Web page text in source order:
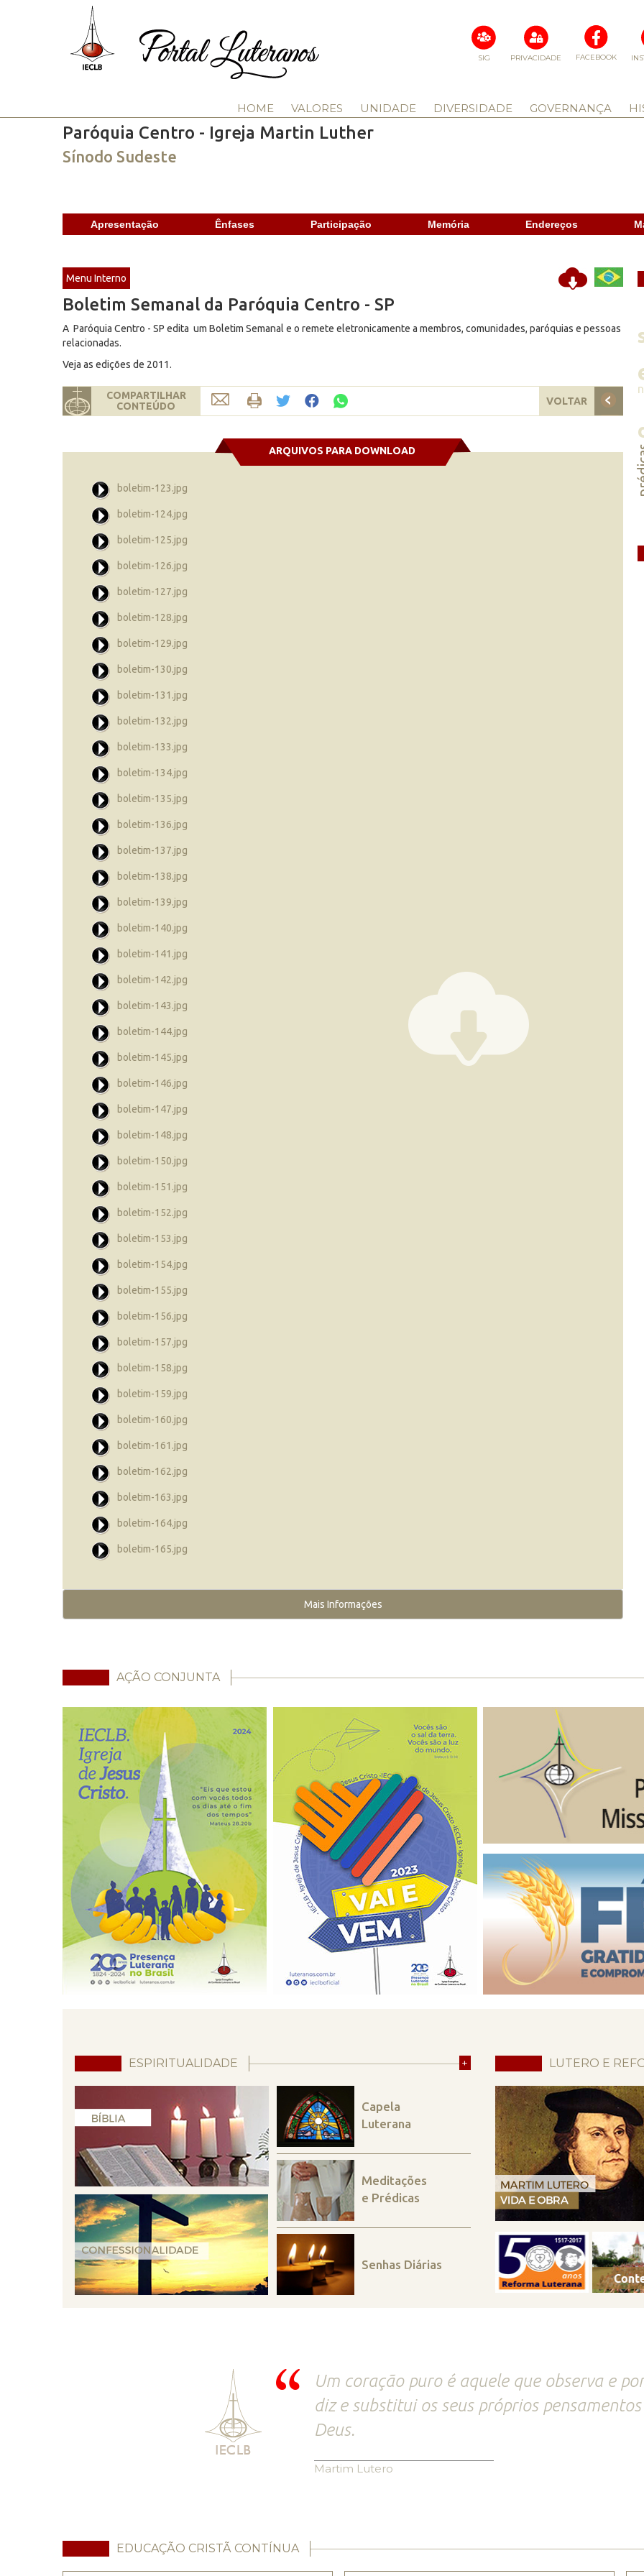
FACEBOOK
PRIVACIDADE
SIG
HOME VALORES UNIDADE DIVERSIDADE GOVERNANÇA
Paróquia Centro - Igreja Martin Luther
Sínodo Sudeste
Apresentação Ênfases Participação Memória Endereços
Menu Interno
Boletim Semanal da Paróquia Centro - SP
A Paróquia Centro - SP edita um Boletim Semanal e o remete eletronicamente a membros, comunidades, paróquias e pessoas
relacionadas.
Veja as edições de 2011.
COMPARTILHAR
CONTEÚDO
VOLTAR
ARQUIVOS PARA DOWNLOAD
boletim-123.jpg
boletim-124.jpg
boletim-125.jpg
boletim-126.jpg
boletim-127.jpg
boletim-128.jpg
boletim-129.jpg
boletim-130.jpg
boletim-131.jpg
boletim-132.jpg
boletim-133.jpg
boletim-134.jpg
boletim-135.jpg
boletim-136.jpg
boletim-137.jpg
boletim-138.jpg
boletim-139.jpg
boletim-140.jpg
boletim-141.jpg
boletim-142.jpg
boletim-143.jpg
boletim-144.jpg
boletim-145.jpg
boletim-146.jpg
boletim-147.jpg
boletim-148.jpg
boletim-150.jpg
boletim-151.jpg
boletim-152.jpg
boletim-153.jpg
boletim-154.jpg
boletim-155.jpg
boletim-156.jpg
boletim-157.jpg
boletim-158.jpg
boletim-159.jpg
boletim-160.jpg
boletim-161.jpg
boletim-162.jpg
boletim-163.jpg
boletim-164.jpg
boletim-165.jpg
Mais Informações
AÇÃO CONJUNTA
ESPIRITUALIDADE +
Capela
Luterana
Meditações
e Prédicas
Senhas Diárias
LUTERO E
Um coração puro é aquele que observa e
diz e substitui os seus próprios
Deus.
Martim Lutero
EDUCAÇÃO CRISTÃ CONTÍNUA